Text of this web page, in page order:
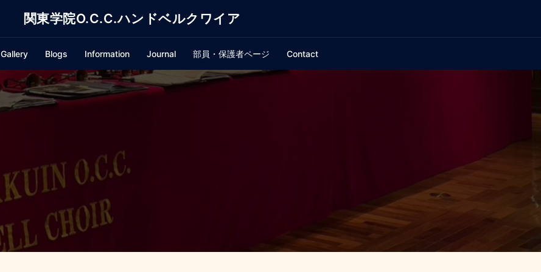
関東学院O.C.C.ハンドベルクワイア
Gallery Blogs Information Journal 部員・保護者ページ Contact